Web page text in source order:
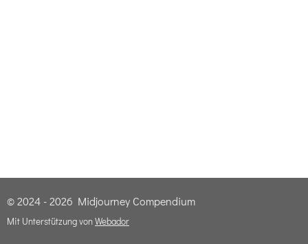
© 2024 - 2026 Midjourney Compendium
Mit Unterstützung vonWebador